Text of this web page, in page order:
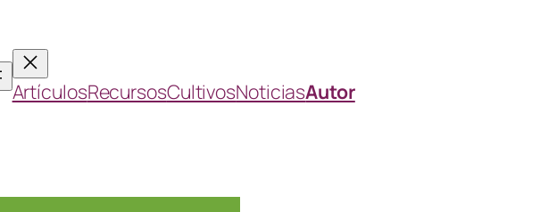
ArtículosRecursosCultivosNoticiasAutor